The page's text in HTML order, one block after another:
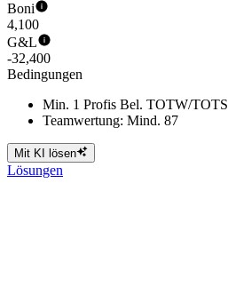
Boni
4,100
G&L
-32,400
Bedingungen
Min. 1 Profis Bel. TOTW/TOTS
Teamwertung: Mind. 87
Mit KI lösen
Lösungen